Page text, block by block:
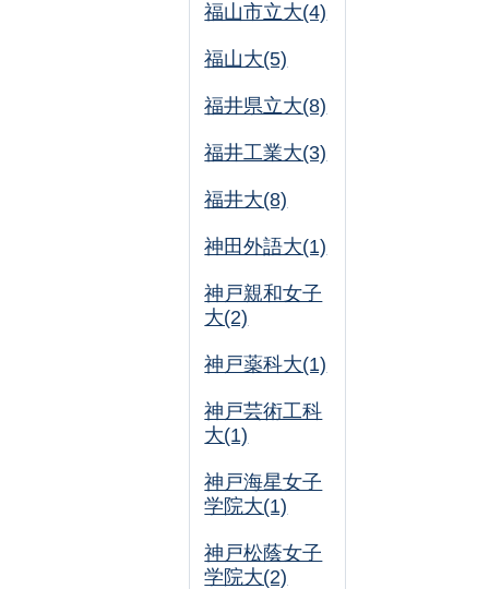
福山市立大(4)
福山大(5)
福井県立大(8)
福井工業大(3)
福井大(8)
神田外語大(1)
神戸親和女子
大(2)
神戸薬科大(1)
神戸芸術工科
大(1)
神戸海星女子
学院大(1)
神戸松蔭女子
学院大(2)